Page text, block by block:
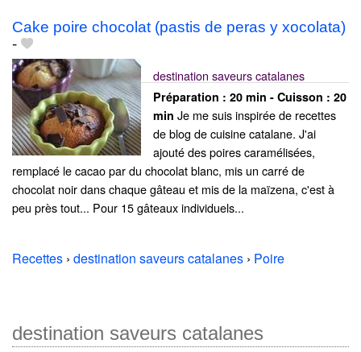
Cake poire chocolat (pastis de peras y xocolata)
-
destination saveurs catalanes
Préparation : 20 min - Cuisson : 20
min Je me suis inspirée de recettes
de blog de cuisine catalane. J'ai
ajouté des poires caramélisées,
remplacé le cacao par du chocolat blanc, mis un carré de
chocolat noir dans chaque gâteau et mis de la maïzena, c'est à
peu près tout... Pour 15 gâteaux individuels...
Recettes › destination saveurs catalanes › Poire
destination saveurs catalanes